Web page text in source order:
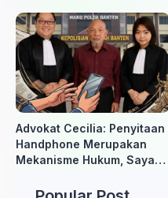
Advokat Cecilia: Penyitaan
Handphone Merupakan
Mekanisme Hukum, Saya
Diminta Penyidik dan Tidak